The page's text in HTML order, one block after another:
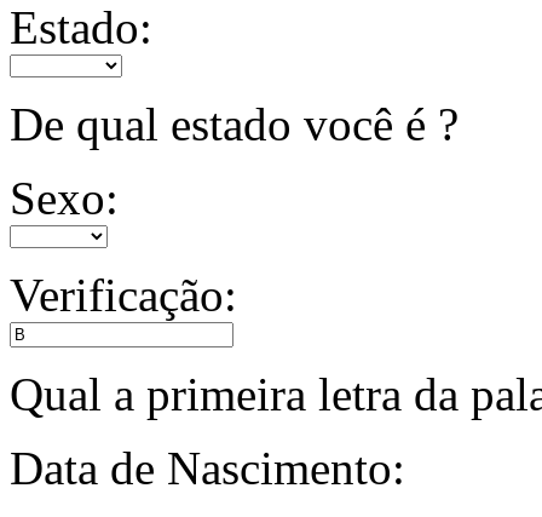
Estado:
De qual estado você é ?
Sexo:
Verificação:
Qual a primeira letra da
Data de Nascimento: